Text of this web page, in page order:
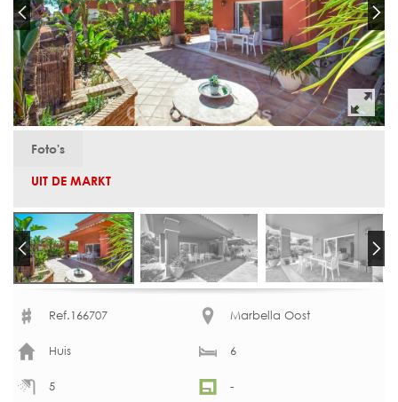
Foto's
UIT DE MARKT
Ref.166707 Marbella Oost
Huis 6
5 -